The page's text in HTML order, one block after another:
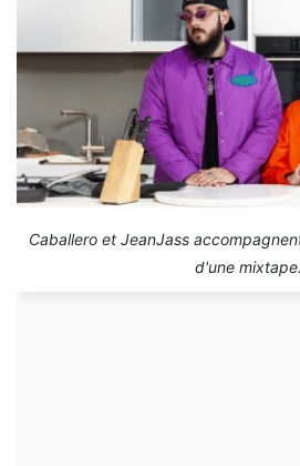
Caballero et JeanJass
d'une mixtape.